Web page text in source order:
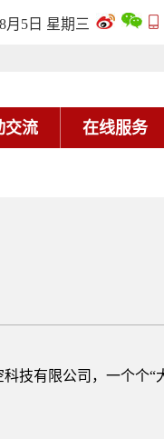
月5日 星期三
交流 在线服务
技有限公司，一个个“